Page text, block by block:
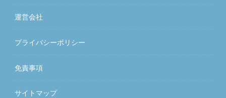
運営会社
プライバシーポリシー
免責事項
サイトマップ